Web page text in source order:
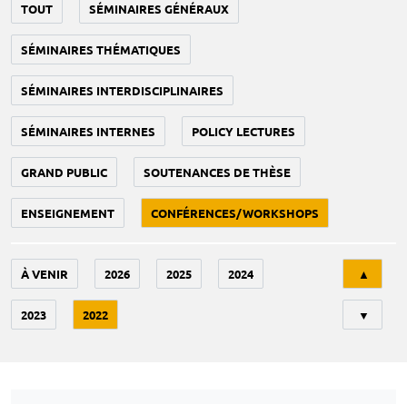
TOUT SÉMINAIRES GÉNÉRAUX
SÉMINAIRES THÉMATIQUES
SÉMINAIRES INTERDISCIPLINAIRES
SÉMINAIRES INTERNES POLICY LECTURES
GRAND PUBLIC SOUTENANCES DE THÈSE
ENSEIGNEMENT CONFÉRENCES/WORKSHOPS
À VENIR 2026 2025 2024
2023 2022
▲
▼